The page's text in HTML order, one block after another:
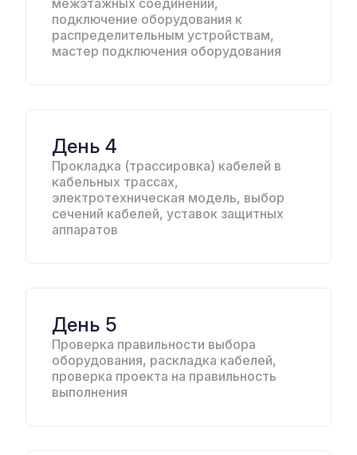
межэтажных соединений,
подключение оборудования к
распределительным устройствам,
мастер подключения оборудования
День 4
Прокладка (трассировка) кабелей в
кабельных трассах,
электротехническая модель, выбор
сечений кабелей, уставок защитных
аппаратов
День 5
Проверка правильности выбора
оборудования, раскладка кабелей,
проверка проекта на правильность
выполнения